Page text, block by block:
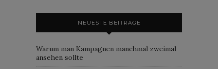
NEUESTE BEITRÄGE
Warum man Kampagnen manchmal zweimal
ansehen sollte